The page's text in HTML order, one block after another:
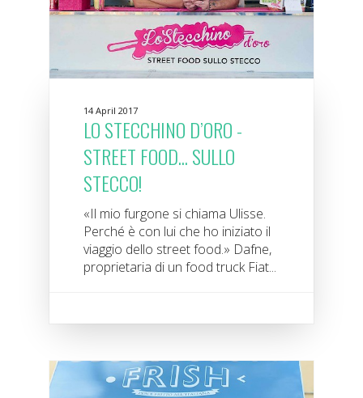
14 April 2017
LO STECCHINO D’ORO -
STREET FOOD... SULLO
STECCO!
«Il mio furgone si chiama Ulisse.
Perché è con lui che ho iniziato il
viaggio dello street food.» Dafne,
proprietaria di un food truck Fiat...